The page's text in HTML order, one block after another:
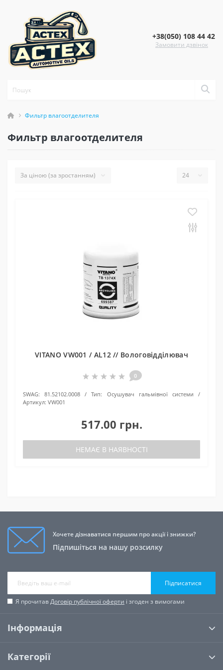
+38(050) 108 44 42
Замовити дзвінок
Фильтр влагоотделителя
Фильтр влагоотделителя
VITANO VW001 / AL12 // Вологовідділювач
0
SWAG: 81.52102.0008 Тип:
Осушувач гальмівної системи
Артикул: VW001
517.00 грн.
НЕМАЄ В НАЯВНОСТІ
Хочете дізнаватися першим про акції і знижки?
Підпишіться на нашу розсилку
Підписатися
Я прочитавДоговір публічної оферти і згоден з вимогами
Інформація
Категорії